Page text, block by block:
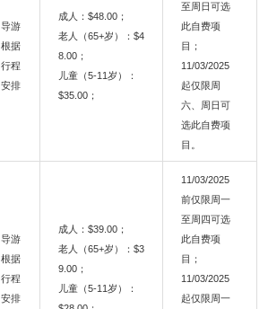
导游
根据
行程
安排
成人：$48.00；
老人（65+岁）：$4
8.00；
儿童（5-11岁）：
$35.00；
至周日可选
此自费项
目；
11/03/2025
起仅限周
六、周日可
选此自费项
目。
导游
根据
行程
安排
成人：$39.00；
老人（65+岁）：$3
9.00；
儿童（5-11岁）：
11/03/2025
前仅限周一
至周四可选
此自费项
目；
11/03/2025
起仅限周一